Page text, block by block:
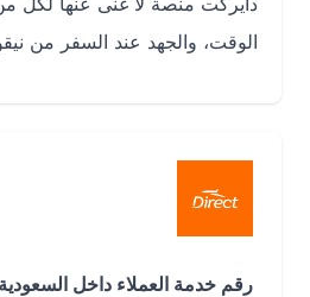
الوقت، والجهد عند السفر من نيقوسيا
رقم خدمة العملاء داخل السعودية: